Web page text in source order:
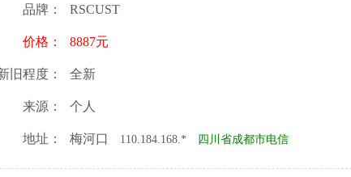
品牌： RSCUST
价格： 8887元
旧程度： 全新
来源： 个人
地址： 梅河口 110.184.168.* 四川省成都市电信